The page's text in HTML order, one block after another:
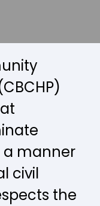
a manner
civil
the